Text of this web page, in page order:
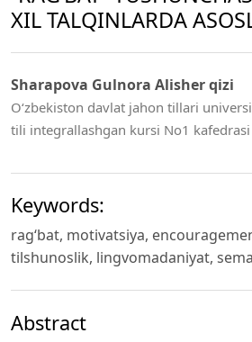
XIL TALQINLARDA
Sharapova Gulnora Alisher qizi
O‘zbekiston davlat jahon tillari
tili integrallashgan kursi No1 kafedrasi
Keywords:
rag‘bat, motivatsiya,
tilshunoslik, lingvomadaniyat,
Abstract